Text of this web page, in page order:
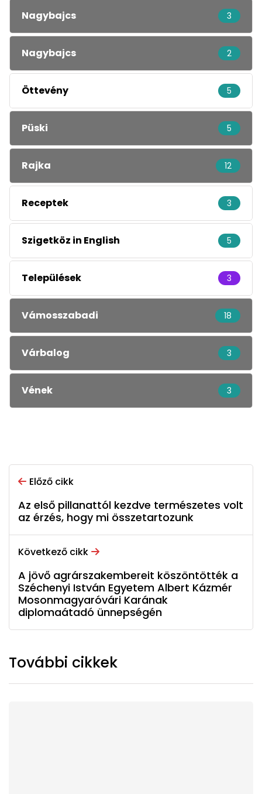
Nagybajcs 3
Nagybajcs 2
Öttevény 5
Püski 5
Rajka 12
Receptek 3
Szigetköz in English 5
Települések 3
Vámosszabadi 18
Várbalog 3
Vének 3
Előző cikk
Az első pillanattól kezdve természetes volt
az érzés, hogy mi összetartozunk
Következő cikk
A jövő agrárszakembereit köszöntötték a
Széchenyi István Egyetem Albert Kázmér
Mosonmagyaróvári Karának
diplomaátadó ünnepségén
További cikkek